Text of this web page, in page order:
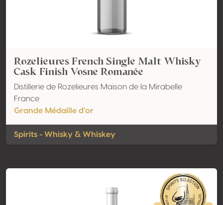
Rozelieures French Single Malt Whisky
Cask Finish Vosne Romanée
Distillerie de Rozelieures Maison de la Mirabelle
France
Grande Médaille d'or
Spirits - Whisky & Whiskey